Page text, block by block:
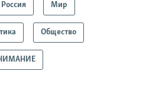
Россия Мир
Общество